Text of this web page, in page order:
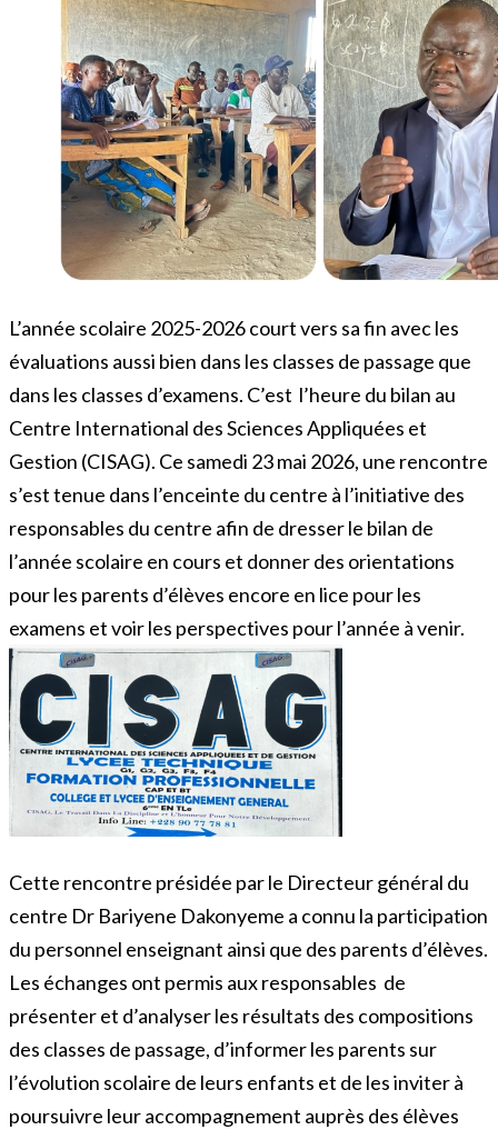
L’année scolaire 2025-2026 court vers sa fin avec les
évaluations aussi bien dans les classes de passage que
dans les classes d’examens. C’est l’heure du bilan au
Centre International des Sciences Appliquées et
Gestion (CISAG). Ce samedi 23 mai 2026, une rencontre
s’est tenue dans l’enceinte du centre à l’initiative des
responsables du centre afin de dresser le bilan de
l’année scolaire en cours et donner des orientations
pour les parents d’élèves encore en lice pour les
examens et voir les perspectives pour l’année à venir.
Cette rencontre présidée par le Directeur général du
centre Dr Bariyene Dakonyeme a connu la participation
du personnel enseignant ainsi que des parents d’élèves.
Les échanges ont permis aux responsables de
présenter et d’analyser les résultats des compositions
des classes de passage, d’informer les parents sur
l’évolution scolaire de leurs enfants et de les inviter à
poursuivre leur accompagnement auprès des élèves